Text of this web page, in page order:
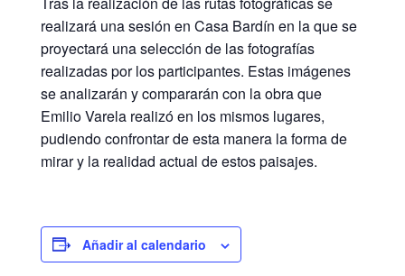
realizará una sesión en Casa Bardín en la que se
proyectará una selección de las fotografías
realizadas por los participantes. Estas imágenes
se analizarán y compararán con la obra que
Emilio Varela realizó en los mismos lugares,
pudiendo confrontar de esta manera la forma de
mirar y la realidad actual de estos paisajes.
Añadir al calendario